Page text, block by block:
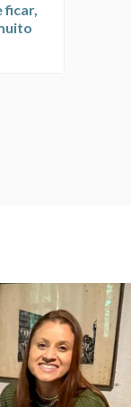
ficar,